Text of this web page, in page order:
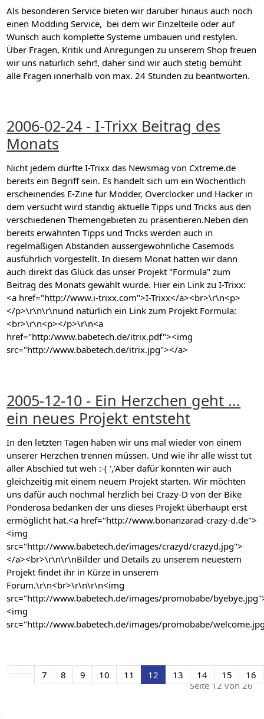
Als besonderen Service bieten wir darüber hinaus auch noch
einen Modding Service, bei dem wir Einzelteile oder auf
Wunsch auch komplette Systeme umbauen und restylen.
Über Fragen, Kritik und Anregungen zu unserem Shop freuen
wir uns natürlich sehr!, daher sind wir auch stetig bemüht
alle Fragen innerhalb von max. 24 Stunden zu beantworten.
2006-02-24 - I-Trixx Beitrag des
Monats
Nicht jedem dürfte I-Trixx das Newsmag von Cxtreme.de
bereits ein Begriff sein. Es handelt sich um ein Wöchentlich
erscheinendes E-Zine für Modder, Overclocker und Hacker in
dem versucht wird ständig aktuelle Tipps und Tricks aus den
verschiedenen Themengebieten zu präsentieren.Neben den
bereits erwähnten Tipps und Tricks werden auch in
regelmäßigen Abständen aussergewöhnliche Casemods
ausführlich vorgestellt. In diesem Monat hatten wir dann
auch direkt das Glück das unser Projekt "Formula" zum
Beitrag des Monats gewählt wurde. Hier ein Link zu I-Trixx:
<a href="http://www.i-trixx.com">I-Trixx</a><br>\r\n<p>
</p>\r\n\r\nund natürlich ein Link zum Projekt Formula:
<br>\r\n<p></p>\r\n<a
href="http:/www.babetech.de/itrix.pdf"><img
src="http://www.babetech.de/itrix.jpg"></a>
2005-12-10 - Ein Herzchen geht ...
ein neues Projekt entsteht
In den letzten Tagen haben wir uns mal wieder von einem
unserer Herzchen trennen müssen. Und wie ihr alle wisst tut
aller Abschied tut weh :-( ','Aber dafür konnten wir auch
gleichzeitig mit einem neuem Projekt starten. Wir möchten
uns dafür auch nochmal herzlich bei Crazy-D von der Bike
Ponderosa bedanken der uns dieses Projekt überhaupt erst
ermöglicht hat.<a href="http://www.bonanzarad-crazy-d.de">
<img
src="http://www.babetech.de/images/crazyd/crazyd.jpg">
</a><br>\r\n\r\nBilder und Details zu unserem neuestem
Projekt findet ihr in Kürze in unserem
Forum.\r\n<br>\r\n\r\n<img
src="http://www.babetech.de/images/promobabe/
<img
src="http://www.babetech.de/images/promobabe/
Seite 12 von 26
7 8 9 10 11 12 13 14 15 16